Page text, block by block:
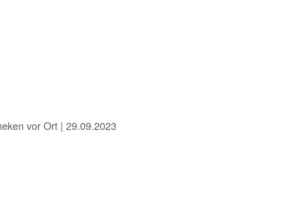
vor Ort | 29.09.2023
Dienstleistungen